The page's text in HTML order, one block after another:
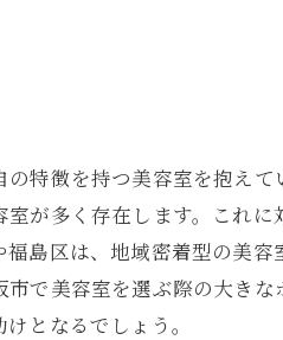
った美容室を選ぶためのイン
びで避けたい失敗例
を活用して大阪市の人気美容
ンレビューの効果的な活用法
特徴を持つ美容室を抱え
が多く存在します。これ
島区は、地域密着型の美
で美容室を選ぶ際の大き
となるでしょう。